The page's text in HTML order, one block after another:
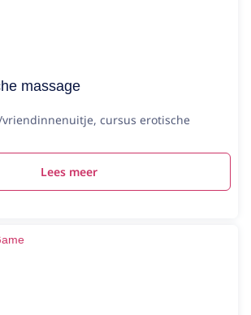
massage
cursus erotische
Lees meer